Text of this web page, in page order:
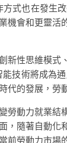
也在發生
會和更靈
性思維模
技術將成為
的發展，勞
動力就業
，隨著自動化
勞動力市